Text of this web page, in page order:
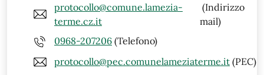
protocollo@comune.lamezia-
terme.cz.it
(Indirizzo
mail)
0968-207206 (Telefono)
protocollo@pec.comunelameziaterme.it (PEC)